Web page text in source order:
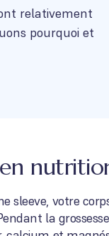
relativement
pourquoi et
sleeve, votre
la